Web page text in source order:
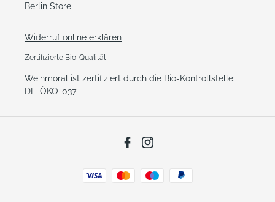
Berlin Store
Widerruf online erklären
Zertifizierte Bio-Qualität
Weinmoral ist zertifiziert durch die Bio-Kontrollstelle:
DE-ÖKO-037
Facebook
Zahlungsarten